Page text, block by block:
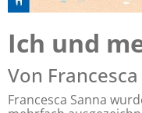
Ich und
Von
Francesca Sanna